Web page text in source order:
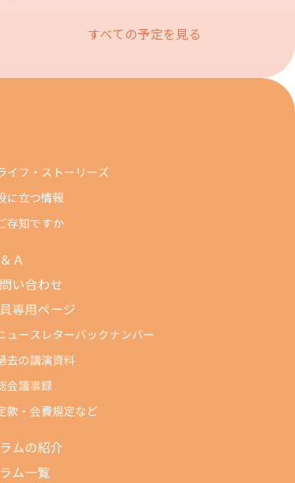
すべての予定を見る
イフ・ストーリーズ
に立つ情報
存知ですか
Ａ
い合わせ
専用ページ
ュースレターバックナンバー
去の講演資料
会議事録
款・会費規定など
ムの紹介
ム一覧